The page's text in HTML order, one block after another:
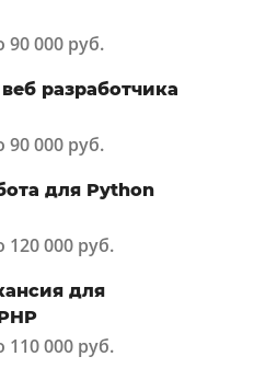
90 000 руб.
разработчика
90 000 руб.
для Python
120 000 руб.
для
110 000 руб.